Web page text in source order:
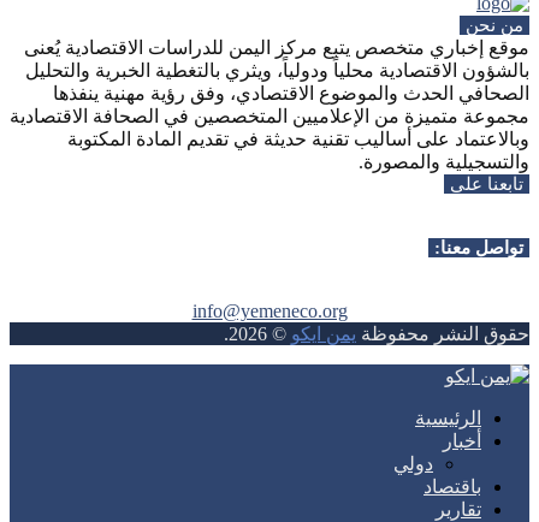
من نحن
موقع إخباري متخصص يتبع مركز اليمن للدراسات الاقتصادية يُعنى
بالشؤون الاقتصادية محلياً ودولياً، ويثري بالتغطية الخبرية والتحليل
الصحافي الحدث والموضوع الاقتصادي، وفق رؤية مهنية ينفذها
مجموعة متميزة من الإعلاميين المتخصصين في الصحافة الاقتصادية
وبالاعتماد على أساليب تقنية حديثة في تقديم المادة المكتوبة
والتسجيلية والمصورة.
تابعنا على
تواصل معنا:
info@yemeneco.org
حقوق النشر محفوظة يمن ايكو©
2026
.
الرئيسية
أخبار
دولي
باقتصاد
تقارير